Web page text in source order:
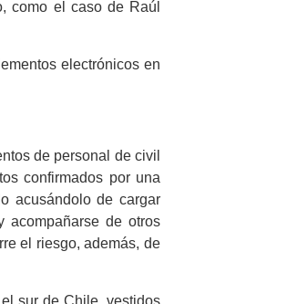
como el caso de Raúl
electrónicos en
de personal de civil
confirmados por una
acusándolo de cargar
acompañarse de otros
el riesgo, además, de
sur de Chile, vestidos